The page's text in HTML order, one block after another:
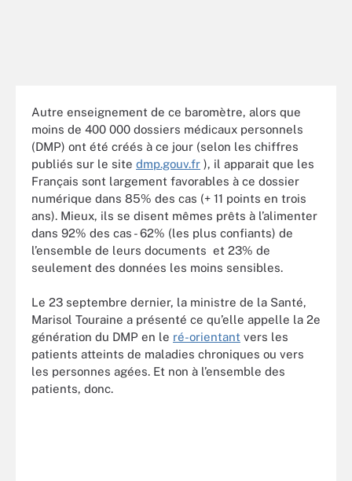
Autre enseignement de ce baromètre, alors que
moins de 400 000 dossiers médicaux personnels
(DMP) ont été créés à ce jour (selon les chiffres
publiés sur le site dmp.gouv.fr ), il apparait que les
Français sont largement favorables à ce dossier
numérique dans 85% des cas (+ 11 points en trois
ans). Mieux, ils se disent mêmes prêts à l’alimenter
dans 92% des cas - 62% (les plus confiants) de
l’ensemble de leurs documents et 23% de
seulement des données les moins sensibles.
Le 23 septembre dernier, la ministre de la Santé,
Marisol Touraine a présenté ce qu’elle appelle la 2e
génération du DMP en le ré-orientant vers les
patients atteints de maladies chroniques ou vers
les personnes agées. Et non à l’ensemble des
patients, donc.